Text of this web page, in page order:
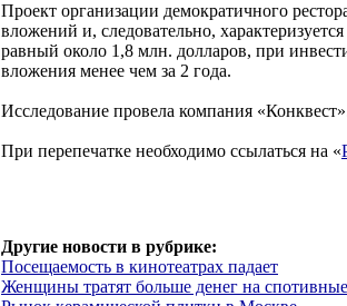
Проект организации демократичного
вложений и, следовательно,
равный около 1,8 млн. долларов, при
вложения менее чем за 2 года.
Исследование провела компания
При перепечатке необходимо ссылаться на «
Другие новости в рубрике:
Посещаемость в кинотеатрах падает
Женщины тратят больше денег на